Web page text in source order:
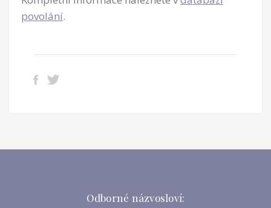
povolání.
Odborné názvosloví: